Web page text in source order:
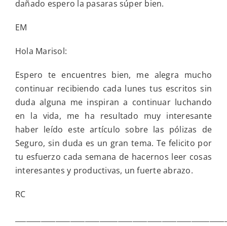
dañado espero la pasaras súper bien.
EM
Hola Marisol:
Espero te encuentres bien, me alegra mucho
continuar recibiendo cada lunes tus escritos sin
duda alguna me inspiran a continuar luchando
en la vida, me ha resultado muy interesante
haber leído este artículo sobre las pólizas de
Seguro, sin duda es un gran tema. Te felicito por
tu esfuerzo cada semana de hacernos leer cosas
interesantes y productivas, un fuerte abrazo.
RC